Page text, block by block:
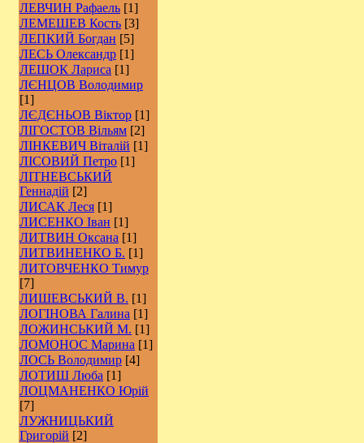
ЛЕВЧИН Рафаель [1]
ЛЕМЕШЕВ Кость [3]
ЛЕПКИЙ Богдан [5]
ЛЕСЬ Олександр [1]
ЛЕШОК Лариса [1]
ЛЄНЦОВ Володимир
[1]
ЛЄДЄНЬОВ Віктор [1]
ЛІГОСТОВ Вільям [2]
ЛІНКЕВИЧ Віталій [1]
ЛІСОВИЙ Петро [1]
ЛІТНЕВСЬКИЙ
Геннадій [2]
ЛИСАК Леся [1]
ЛИСЕНКО Іван [1]
ЛИТВИН Оксана [1]
ЛИТВИНЕНКО Б. [1]
ЛИТОВЧЕНКО Тимур
[7]
ЛИШЕВСЬКИЙ В. [1]
ЛОГІНОВА Галина [1]
ЛОЖИНСЬКИЙ М. [1]
ЛОМОНОС Марина [1]
ЛОСЬ Володимир [4]
ЛОТИШ Люба [1]
ЛОЦМАНЕНКО Юрій
[7]
ЛУЖНИЦЬКИЙ
Григорій [2]